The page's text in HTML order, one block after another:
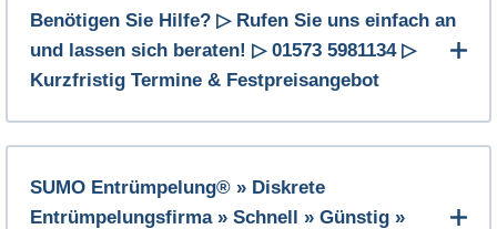
Benötigen Sie Hilfe? ▷ Rufen Sie uns einfach an
und lassen sich beraten! ▷ 01573 5981134 ▷
Kurzfristig Termine & Festpreisangebot
SUMO Entrümpelung® » Diskrete
Entrümpelungsfirma » Schnell » Günstig »